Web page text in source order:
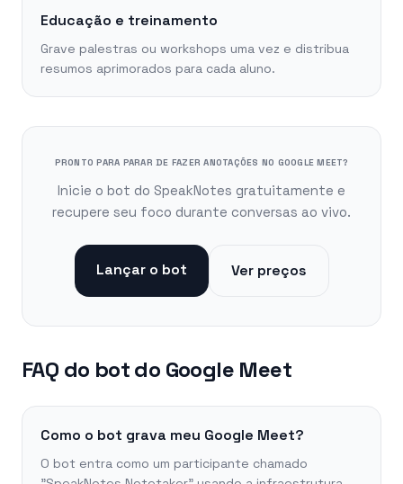
Educação e treinamento
Grave palestras ou workshops uma vez e distribua
resumos aprimorados para cada aluno.
PRONTO PARA PARAR DE FAZER ANOTAÇÕES NO GOOGLE MEET?
Inicie o bot do SpeakNotes gratuitamente e
recupere seu foco durante conversas ao vivo.
Lançar o bot Ver preços
FAQ do bot do Google Meet
Como o bot grava meu Google Meet?
O bot entra como um participante chamado